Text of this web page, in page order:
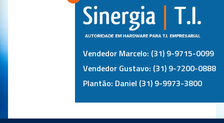
Vendedor Marcelo: (31) 9-9715-0099
Vendedor Gustavo: (31) 9-7200-0888
Plantão: Daniel (31) 9-9973-3800